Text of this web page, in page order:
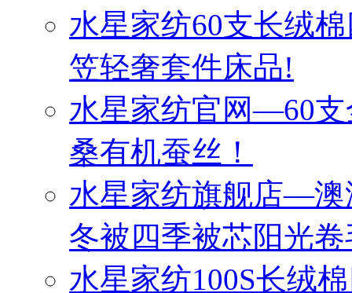
水星家纺60支长绒
笠轻奢套件床品!
水星家纺官网—60
桑有机蚕丝！
水星家纺旗舰店—澳
冬被四季被芯阳光
水星家纺100S长绒